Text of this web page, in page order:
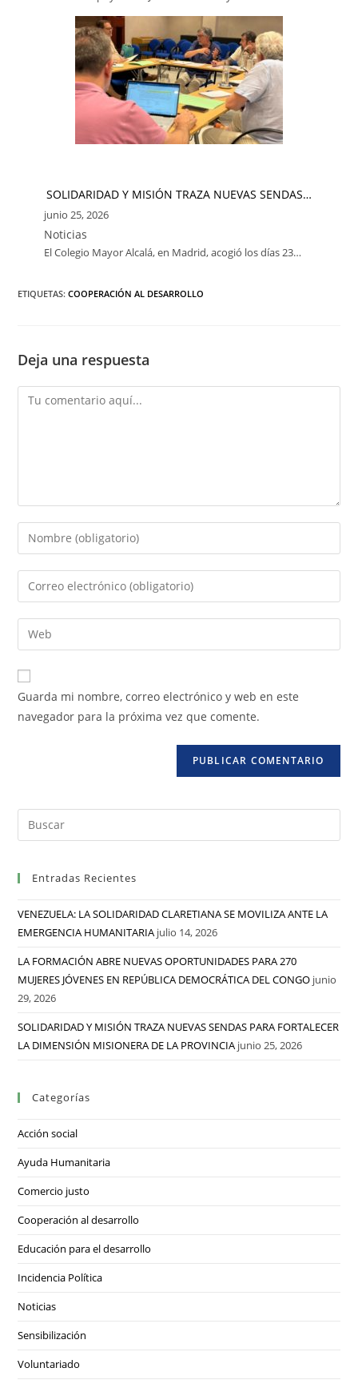
SOLIDARIDAD Y MISIÓN TRAZA NUEVAS SENDAS…
junio 25, 2026
Noticias
El Colegio Mayor Alcalá, en Madrid, acogió los días 23…
ETIQUETAS:COOPERACIÓN AL DESARROLLO
Deja una respuesta
Guarda mi nombre, correo electrónico y web en este
navegador para la próxima vez que comente.
Entradas Recientes
VENEZUELA: LA SOLIDARIDAD CLARETIANA SE MOVILIZA ANTE LA
EMERGENCIA HUMANITARIA julio 14, 2026
LA FORMACIÓN ABRE NUEVAS OPORTUNIDADES PARA 270
MUJERES JÓVENES EN REPÚBLICA DEMOCRÁTICA DEL CONGO junio
29, 2026
SOLIDARIDAD Y MISIÓN TRAZA NUEVAS SENDAS PARA FORTALECER
LA DIMENSIÓN MISIONERA DE LA PROVINCIA junio 25, 2026
Categorías
Acción social
Ayuda Humanitaria
Comercio justo
Cooperación al desarrollo
Educación para el desarrollo
Incidencia Política
Noticias
Sensibilización
Voluntariado